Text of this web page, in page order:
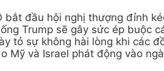
bắt đầu hội nghị thượng đỉnh
Trump sẽ gây sức ép buộc
tỏ sự không hài lòng khi các
Mỹ và Israel phát động vào